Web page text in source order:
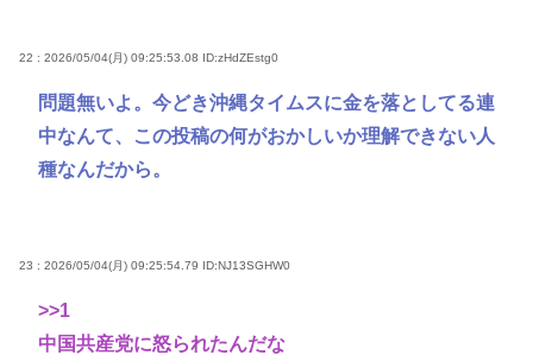
22 : 2026/05/04(月) 09:25:53.08 ID:zHdZEstg0
問題無いよ。今どき沖縄タイムスに金を落としてる連
中なんて、この投稿の何がおかしいか理解できない人
種なんだから。
23 : 2026/05/04(月) 09:25:54.79 ID:NJ13SGHW0
>>1
中国共産党に怒られたんだな